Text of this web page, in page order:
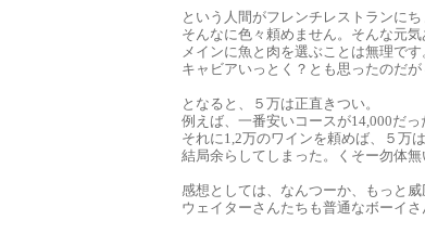
という人間がフレンチレストランに
そんなに色々頼めません。そんな元気
メインに魚と肉を選ぶことは無理です
キャビアいっとく？とも思ったのだ
となると、５万は正直きつい。
例えば、一番安いコースが14,000だ
それに1,2万のワインを頼めば、５万
結局余らしてしまった。くそー勿体無
感想としては、なんつーか、もっと
ウェイターさんたちも普通なボーイ